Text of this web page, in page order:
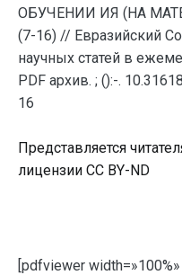
ОБУЧЕНИИ ИЯ (НА
(7-16) // Евразийский
научных статей в
PDF архив. ; ():-.
16
Представляется
лицензии CC BY-ND
[pdfviewer